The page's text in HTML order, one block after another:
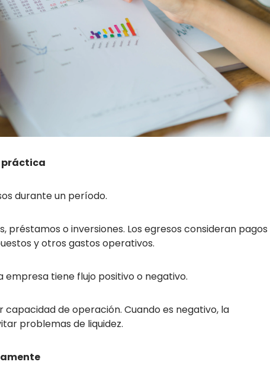
práctica
durante un período.
préstamos o inversiones. Los egresos consideran pagos
y otros gastos operativos.
tiene flujo positivo o negativo.
capacidad de operación. Cuando es negativo, la
problemas de liquidez.